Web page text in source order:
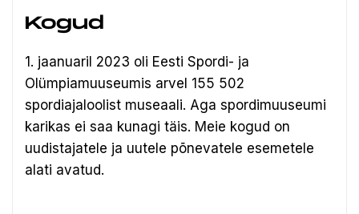
Kogud
1. jaanuaril 2023 oli Eesti Spordi- ja
Olümpiamuuseumis arvel 155 502
spordiajaloolist museaali. Aga spordimuuseumi
karikas ei saa kunagi täis. Meie kogud on
uudistajatele ja uutele põnevatele esemetele
alati avatud.